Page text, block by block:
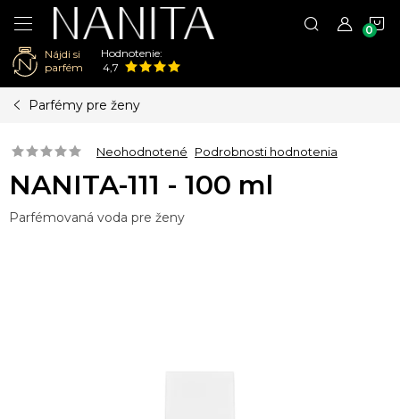
Nájdi si
parfém
Hodnotenie:
4,7
Parfémy pre ženy
Neohodnotené Podrobnosti hodnotenia
NANITA-111 - 100 ml
Parfémovaná voda pre ženy